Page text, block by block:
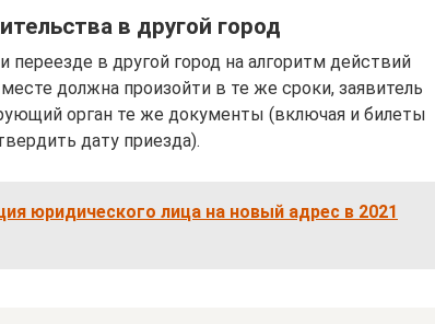
в другой город
в другой город на алгоритм действий
должна произойти в те же сроки, заявитель
орган те же документы (включая и билеты
дату приезда).
юридического лица на новый адрес в 2021